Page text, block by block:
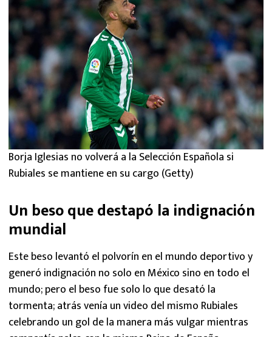
Borja Iglesias no volverá a la Selección Española si
Rubiales se mantiene en su cargo (Getty)
Un beso que destapó la indignación
mundial
Este beso levantó el polvorín en el mundo deportivo y
generó indignación no solo en México sino en todo el
mundo; pero el beso fue solo lo que desató la
tormenta; atrás venía un video del mismo Rubiales
celebrando un gol de la manera más vulgar mientras